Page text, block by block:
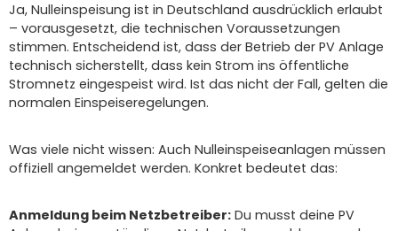
Ja, Nulleinspeisung ist in Deutschland ausdrücklich erlaubt
– vorausgesetzt, die technischen Voraussetzungen
stimmen. Entscheidend ist, dass der Betrieb der PV Anlage
technisch sicherstellt, dass kein Strom ins öffentliche
Stromnetz eingespeist wird. Ist das nicht der Fall, gelten die
normalen Einspeiseregelungen.
Was viele nicht wissen: Auch Nulleinspeiseanlagen müssen
offiziell angemeldet werden. Konkret bedeutet das:
Anmeldung beim Netzbetreiber: Du musst deine PV